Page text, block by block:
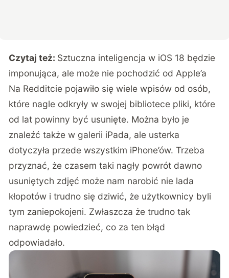
Czytaj też: Sztuczna inteligencja w iOS 18 będzie
imponująca, ale może nie pochodzić od Apple’a
Na Redditcie pojawiło się wiele wpisów od osób,
które nagle odkryły w swojej bibliotece pliki, które
od lat powinny być usunięte. Można było je
znaleźć także w galerii iPada, ale usterka
dotyczyła przede wszystkim iPhone’ów. Trzeba
przyznać, że czasem taki nagły powrót dawno
usuniętych zdjęć może nam narobić nie lada
kłopotów i trudno się dziwić, że użytkownicy byli
tym zaniepokojeni. Zwłaszcza że trudno tak
naprawdę powiedzieć, co za ten błąd
odpowiadało.